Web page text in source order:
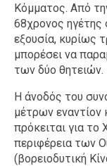
Κόμματος. Από
68χρονος ηγέτης
εξουσία, κυρίως
μπορέσει να
των δύο θητειών.
Η άνοδός του
μέτρων εναντίον
πρόκειται για το
περιφέρεια των
(βορειοδυτική